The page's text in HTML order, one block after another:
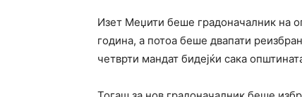
Изет Меџити беше градоначалник на
година, а потоа беше двапати
четврти мандат бидејќи сака